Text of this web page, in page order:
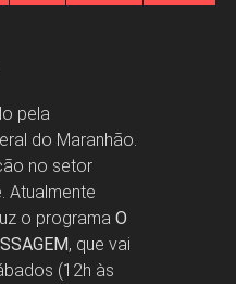
pela
do Maranhão.
no setor
Atualmente
o programa O
, que vai
(12h às